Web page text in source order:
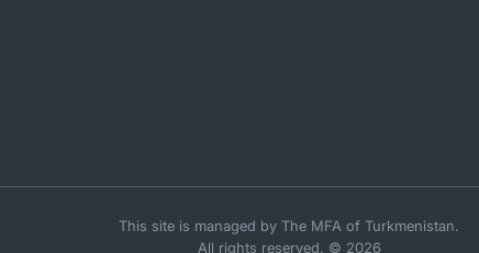
This site is managed by The MFA of Turkmenistan.
All rights reserved. © 2026